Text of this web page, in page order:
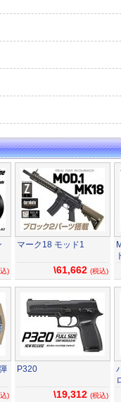
)
マーク18 モッド1
\61,662 (税込)
)
P320
\19,312 (税込)